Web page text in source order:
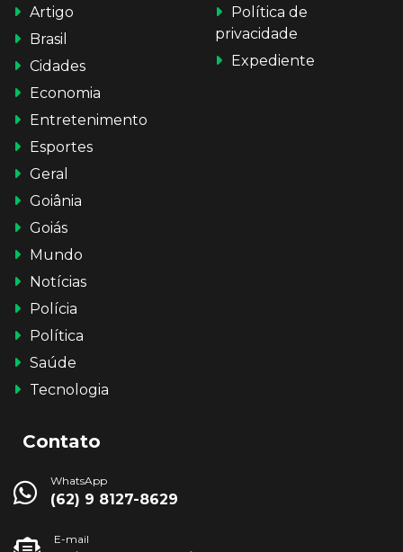
Artigo
Brasil
Cidades
Economia
Entretenimento
Esportes
Geral
Goiânia
Goiás
Mundo
Notícias
Polícia
Política
Saúde
Tecnologia
Política de
privacidade
Expediente
Contato
WhatsApp
(62) 9 8127-8629
E-mail